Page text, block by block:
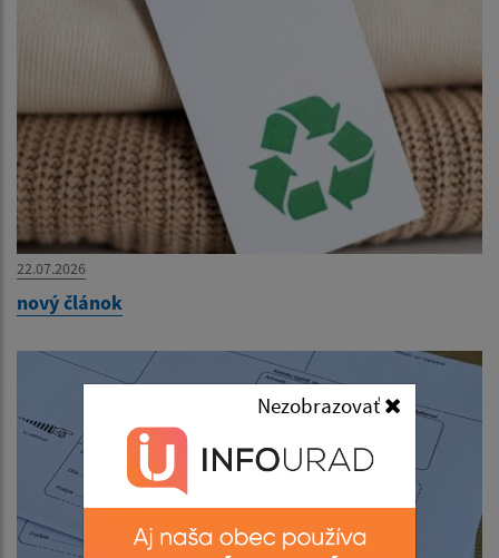
Nezobrazovať
22.07.2026
nový článok